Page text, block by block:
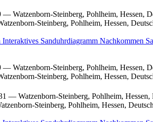
— Watzenborn-Steinberg, Pohlheim, Hessen,
Steinberg, Pohlheim, Hessen,
Interaktives Sanduhrdiagramm Nachkommen
— Watzenborn-Steinberg, Pohlheim, Hessen,
Steinberg, Pohlheim, Hessen,
— Watzenborn-Steinberg, Pohlheim, Hessen,
Steinberg, Pohlheim, Hessen,